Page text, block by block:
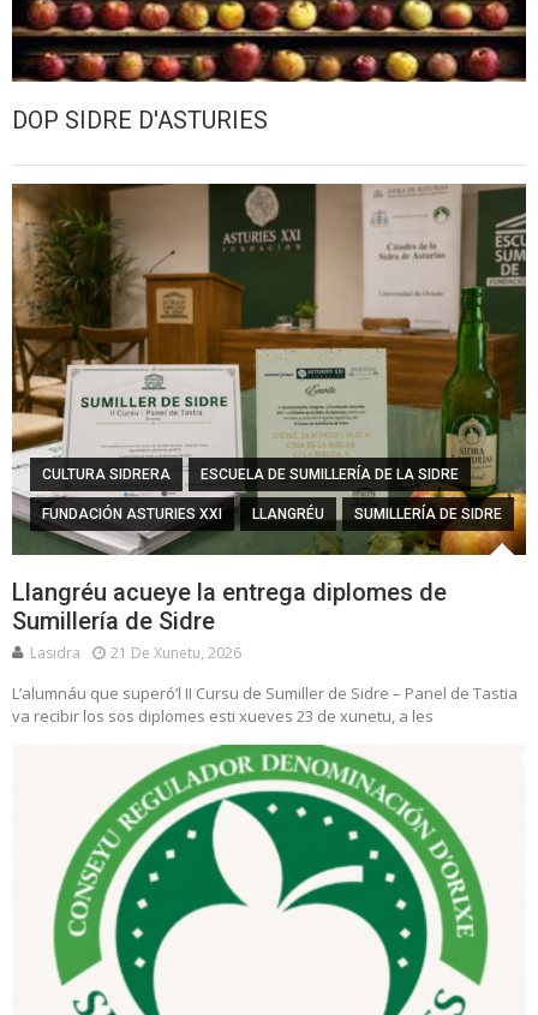
DOP SIDRE D'ASTURIES
CULTURA SIDRERA ESCUELA DE SUMILLERÍA DE LA SIDRE
FUNDACIÓN ASTURIES XXI LLANGRÉU SUMILLERÍA DE SIDRE
Llangréu acueye la entrega diplomes de
Sumillería de Sidre
Lasidra 21 De Xunetu, 2026
L’alumnáu que superó’l II Cursu de Sumiller de Sidre – Panel de Tastia
va recibir los sos diplomes esti xueves 23 de xunetu, a les